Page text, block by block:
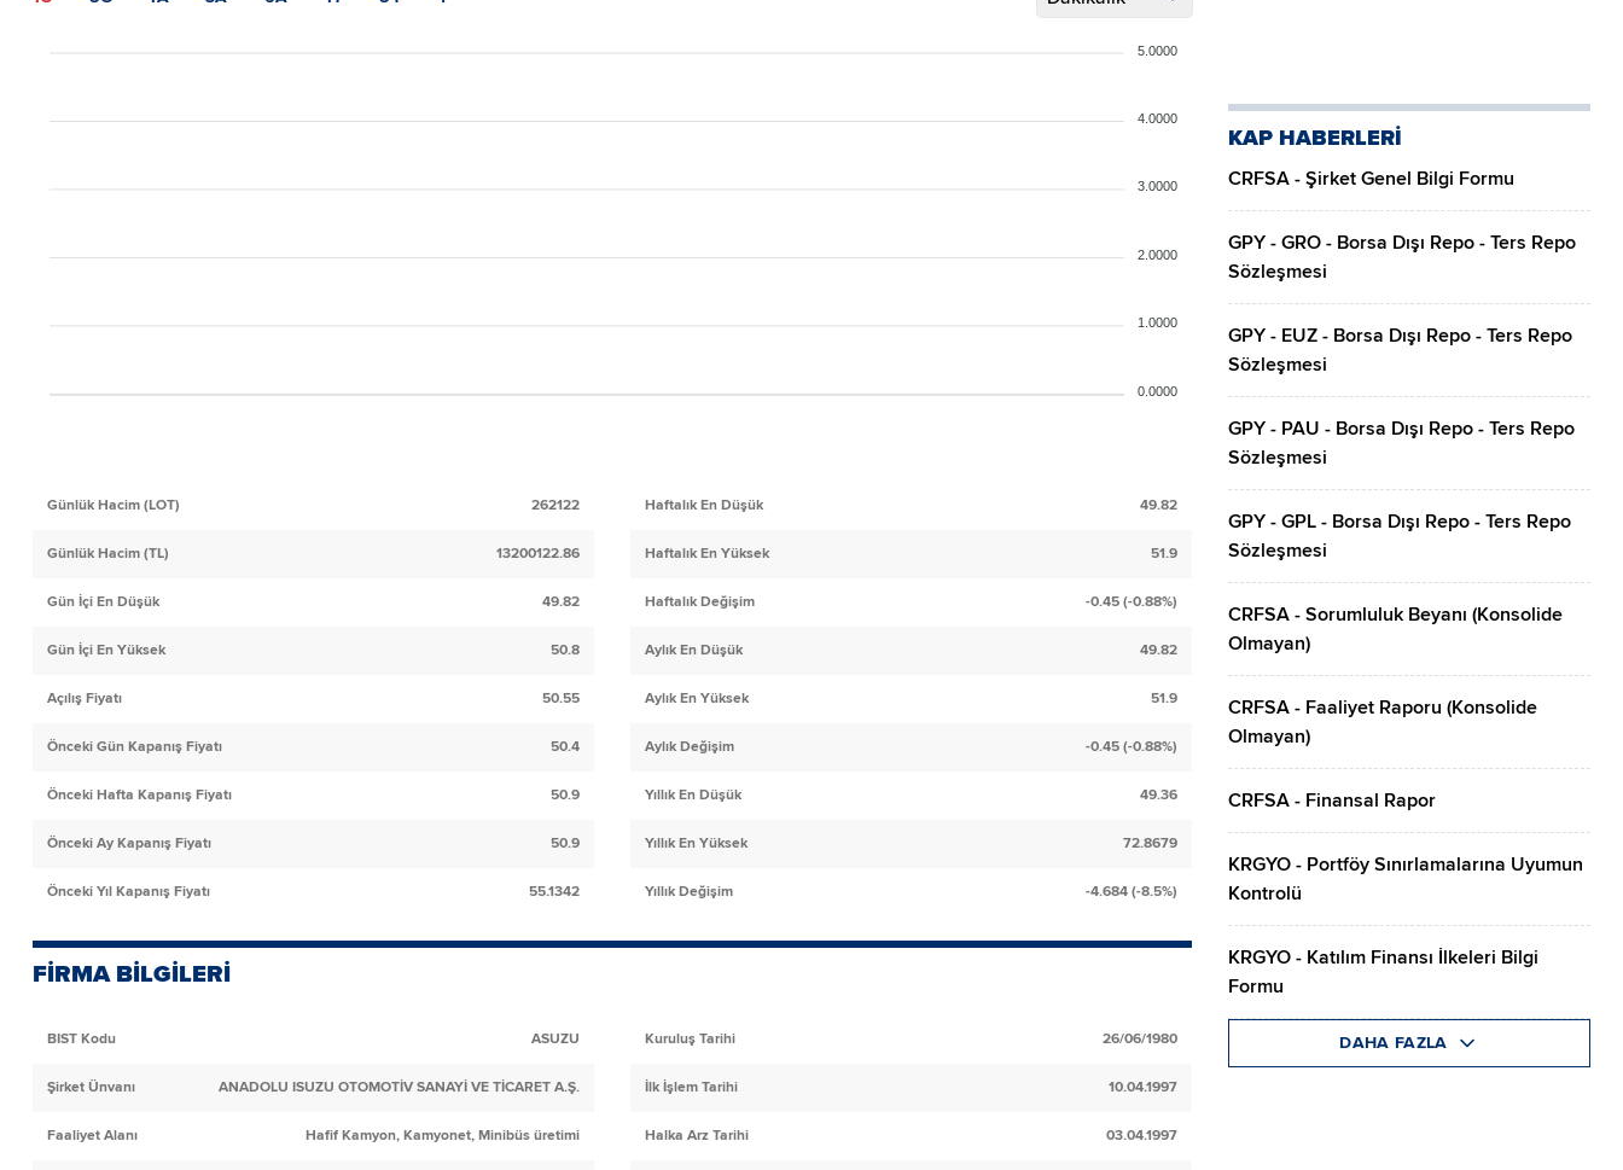
5.0000
4.0000
3.0000
2.0000
1.0000
0.0000
Günlük Hacim (LOT) 262122
Günlük Hacim (TL) 13200122.86
Gün İçi En Düşük 49.82
Gün İçi En Yüksek 50.8
Açılış Fiyatı 50.55
Önceki Gün Kapanış Fiyatı 50.4
Önceki Hafta Kapanış Fiyatı 50.9
Önceki Ay Kapanış Fiyatı 50.9
Önceki Yıl Kapanış Fiyatı 55.1342
Haftalık En Düşük 49.82
Haftalık En Yüksek 51.9
Haftalık Değişim -0.45 (-0.88%)
Aylık En Düşük 49.82
Aylık En Yüksek 51.9
Aylık Değişim -0.45 (-0.88%)
Yıllık En Düşük 49.36
Yıllık En Yüksek 72.8679
Yıllık Değişim -4.684 (-8.5%)
FİRMA BİLGİLERİ
BIST Kodu ASUZU
Şirket Ünvanı ANADOLU ISUZU OTOMOTİV SANAYİ VE TİCARET A.Ş.
Faaliyet Alanı Hafif Kamyon, Kamyonet, Minibüs üretimi
Kuruluş Tarihi 26/06/1980
İlk İşlem Tarihi 10.04.1997
Halka Arz Tarihi 03.04.1997
KAP HABERLERİ
CRFSA - Şirket Genel Bilgi Formu
GPY - GRO - Borsa Dışı Repo - Ters Repo
Sözleşmesi
GPY - EUZ - Borsa Dışı Repo - Ters Repo
Sözleşmesi
GPY - PAU - Borsa Dışı Repo - Ters Repo
Sözleşmesi
GPY - GPL - Borsa Dışı Repo - Ters Repo
Sözleşmesi
CRFSA - Sorumluluk Beyanı (Konsolide
Olmayan)
CRFSA - Faaliyet Raporu (Konsolide
Olmayan)
CRFSA - Finansal Rapor
KRGYO - Portföy Sınırlamalarına Uyumun
Kontrolü
KRGYO - Katılım Finansı İlkeleri Bilgi
Formu
DAHA FAZLA